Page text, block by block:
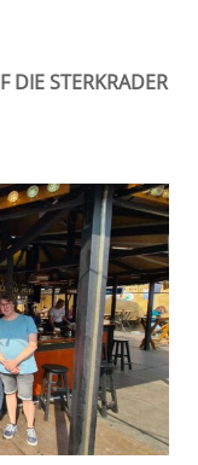
DIE STERKRADER